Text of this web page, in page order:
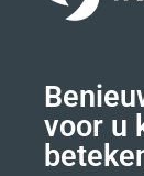
voor u